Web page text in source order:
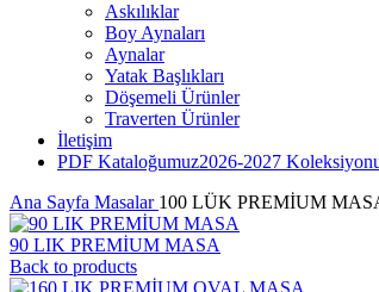
Askılıklar
Boy Aynaları
Aynalar
Yatak Başlıkları
Döşemeli Ürünler
Traverten Ürünler
İletişim
PDF Kataloğumuz2026-2027
Ana Sayfa Masalar 100 LÜK PREMİUM
90 LIK PREMİUM MASA
Back to products